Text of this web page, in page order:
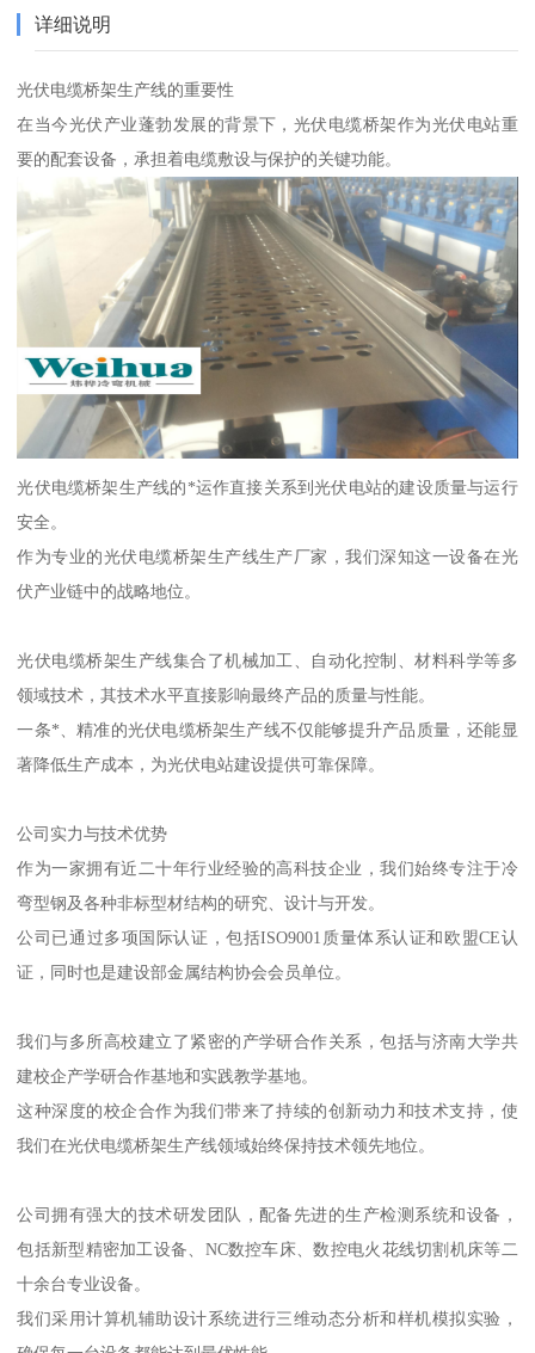
详细说明
光伏电缆桥架生产线的重要性
在当今光伏产业蓬勃发展的背景下，光伏电缆桥架作为光伏电站重
要的配套设备，承担着电缆敷设与保护的关键功能。
光伏电缆桥架生产线的*运作直接关系到光伏电站的建设质量与运行
安全。
作为专业的光伏电缆桥架生产线生产厂家，我们深知这一设备在光
伏产业链中的战略地位。
光伏电缆桥架生产线集合了机械加工、自动化控制、材料科学等多
领域技术，其技术水平直接影响最终产品的质量与性能。
一条*、精准的光伏电缆桥架生产线不仅能够提升产品质量，还能显
著降低生产成本，为光伏电站建设提供可靠保障。
公司实力与技术优势
作为一家拥有近二十年行业经验的高科技企业，我们始终专注于冷
弯型钢及各种非标型材结构的研究、设计与开发。
公司已通过多项国际认证，包括ISO9001质量体系认证和欧盟CE认
证，同时也是建设部金属结构协会会员单位。
我们与多所高校建立了紧密的产学研合作关系，包括与济南大学共
建校企产学研合作基地和实践教学基地。
这种深度的校企合作为我们带来了持续的创新动力和技术支持，使
我们在光伏电缆桥架生产线领域始终保持技术领先地位。
公司拥有强大的技术研发团队，配备先进的生产检测系统和设备，
包括新型精密加工设备、NC数控车床、数控电火花线切割机床等二
十余台专业设备。
我们采用计算机辅助设计系统进行三维动态分析和样机模拟实验，